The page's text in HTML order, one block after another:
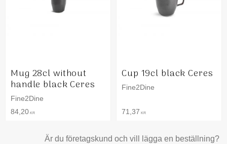
Mug 28cl without
handle black Ceres
Fine2Dine
84,20 KR
Cup 19cl black Ceres
Fine2Dine
71,37 KR
Är du företagskund och vill lägga en beställning?